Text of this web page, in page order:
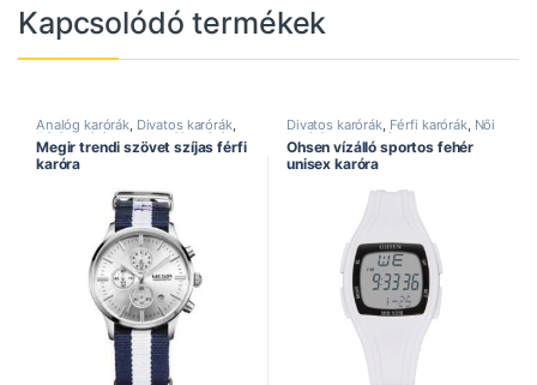
Kapcsolódó termékek
Analóg karórák, Divatos karórák,
Férfi karórák, Kronográf karórák
Megir óra,Sportos karórák
Megir trendi szövet szíjas férfi
karóra
Divatos karórák, Férfi karórák, Női
karórák Ohsen óra Sportos
karórák ,Vízálló karórák
Ohsen vízálló sportos fehér
unisex karóra